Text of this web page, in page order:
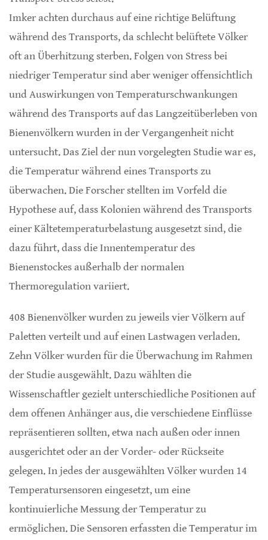
Imker achten durchaus auf eine richtige Belüftung
während des Transports, da schlecht belüftete Völker
oft an Überhitzung sterben. Folgen von Stress bei
niedriger Temperatur sind aber weniger offensichtlich
und Auswirkungen von Temperaturschwankungen
während des Transports auf das Langzeitüberleben von
Bienenvölkern wurden in der Vergangenheit nicht
untersucht. Das Ziel der nun vorgelegten Studie war es,
die Temperatur während eines Transports zu
überwachen. Die Forscher stellten im Vorfeld die
Hypothese auf, dass Kolonien während des Transports
einer Kältetemperaturbelastung ausgesetzt sind, die
dazu führt, dass die Innentemperatur des
Bienenstockes außerhalb der normalen
Thermoregulation variiert.
408 Bienenvölker wurden zu jeweils vier Völkern auf
Paletten verteilt und auf einen Lastwagen verladen.
Zehn Völker wurden für die Überwachung im Rahmen
der Studie ausgewählt. Dazu wählten die
Wissenschaftler gezielt unterschiedliche Positionen auf
dem offenen Anhänger aus, die verschiedene Einflüsse
repräsentieren sollten, etwa nach außen oder innen
ausgerichtet oder an der Vorder- oder Rückseite
gelegen. In jedes der ausgewählten Völker wurden 14
Temperatursensoren eingesetzt, um eine
kontinuierliche Messung der Temperatur zu
ermöglichen. Die Sensoren erfassten die Temperatur im